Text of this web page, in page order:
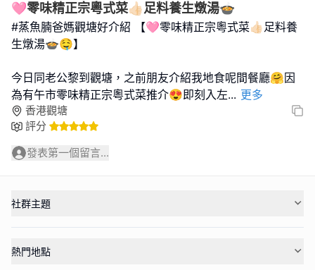
🩷零味精正宗粵式菜👍🏻足料養生燉湯🍲
#蒸魚腩爸媽觀塘好介紹 【🩷零味精正宗粵式菜👍🏻足料養
生燉湯🍲🤤】
今日同老公黎到觀塘，之前朋友介紹我地食呢間餐廳🤗因
為有午市零味精正宗粵式菜推介😍即刻入左... 更多
香港觀塘
評分
發表第一個留言...
社群主題
熱門地點